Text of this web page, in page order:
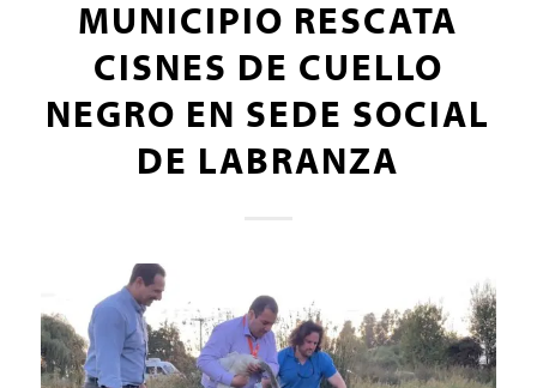
MUNICIPIO RESCATA
CISNES DE CUELLO
NEGRO EN SEDE SOCIAL
DE LABRANZA